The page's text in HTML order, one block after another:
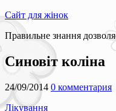
Сайт для жінок
Правильне знання
Синовіт коліна
24/09/2014 0 комментария
Лікування